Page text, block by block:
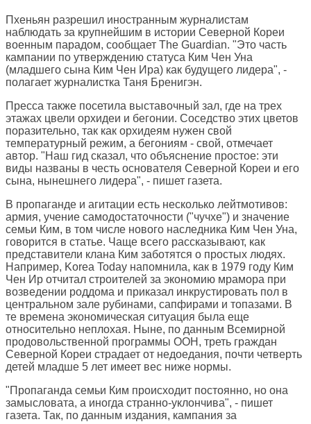
Пхеньян разрешил иностранным журналистам
наблюдать за крупнейшим в истории Северной Кореи
военным парадом, сообщает The Guardian. "Это часть
кампании по утверждению статуса Ким Чен Уна
(младшего сына Ким Чен Ира) как будущего лидера", -
полагает журналистка Таня Бренигэн.
Пресса также посетила выставочный зал, где на трех
этажах цвели орхидеи и бегонии. Соседство этих цветов
поразительно, так как орхидеям нужен свой
температурный режим, а бегониям - свой, отмечает
автор. "Наш гид сказал, что объяснение простое: эти
виды названы в честь основателя Северной Кореи и его
сына, нынешнего лидера", - пишет газета.
В пропаганде и агитации есть несколько лейтмотивов:
армия, учение самодостаточности ("чучхе") и значение
семьи Ким, в том числе нового наследника Ким Чен Уна,
говорится в статье. Чаще всего рассказывают, как
представители клана Ким заботятся о простых людях.
Например, Korea Today напомнила, как в 1979 году Ким
Чен Ир отчитал строителей за экономию мрамора при
возведении роддома и приказал инкрустировать пол в
центральном зале рубинами, сапфирами и топазами. В
те времена экономическая ситуация была еще
относительно неплохая. Ныне, по данным Всемирной
продовольственной программы ООН, треть граждан
Северной Кореи страдает от недоедания, почти четверть
детей младше 5 лет имеет вес ниже нормы.
"Пропаганда семьи Ким происходит постоянно, но она
замысловата, а иногда странно-уклончива", - пишет
газета. Так, по данным издания, кампания за